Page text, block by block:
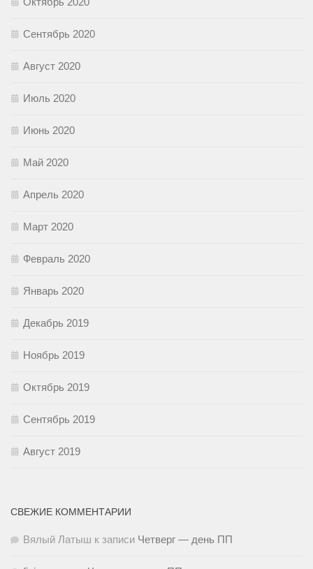
Сентябрь 2020
Август 2020
Июль 2020
Июнь 2020
Май 2020
Апрель 2020
Март 2020
Февраль 2020
Январь 2020
Декабрь 2019
Ноябрь 2019
Октябрь 2019
Сентябрь 2019
Август 2019
СВЕЖИЕ КОММЕНТАРИИ
Вялый Латыш к записи Четверг — день ПП